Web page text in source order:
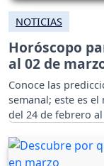
NOTICIAS
Horóscopo
al 02 de
Conoce las
semanal; este es
del 24 de febrero